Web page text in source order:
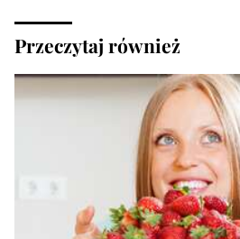
Przeczytaj również